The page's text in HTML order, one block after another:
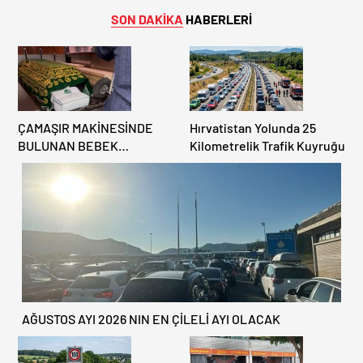
SON DAKİKA HABERLERİ
ÇAMAŞIR MAKİNESİNDE
BULUNAN BEBEK
CENAZESİ ŞOK ETTİ
Hırvatistan Yolunda 25
Kilometrelik Trafik Kuyruğu
AĞUSTOS AYI 2026 NIN EN ÇİLELİ AYI OLACAK